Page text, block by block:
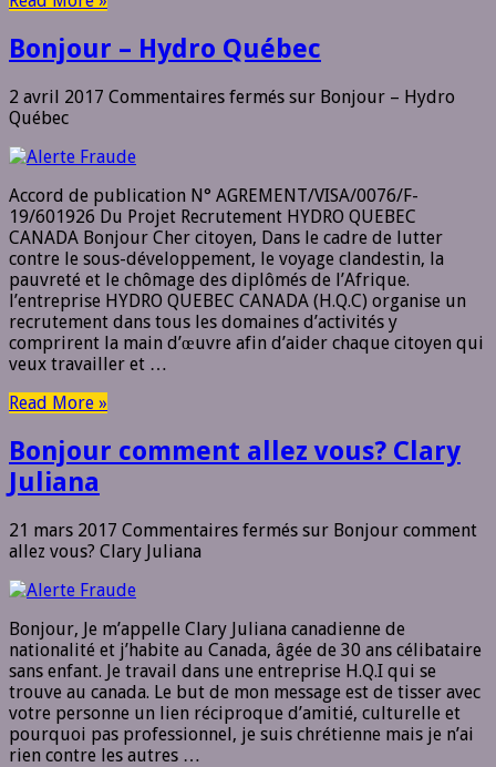
Bonjour – Hydro Québec
2 avril 2017 Commentaires fermés sur Bonjour – Hydro
Québec
Accord de publication N° AGREMENT/VISA/0076/F-
19/601926 Du Projet Recrutement HYDRO QUEBEC
CANADA Bonjour Cher citoyen, Dans le cadre de lutter
contre le sous-développement, le voyage clandestin, la
pauvreté et le chômage des diplômés de l’Afrique.
l’entreprise HYDRO QUEBEC CANADA (H.Q.C) organise un
recrutement dans tous les domaines d’activités y
comprirent la main d’œuvre afin d’aider chaque citoyen qui
veux travailler et …
Read More »
Bonjour comment allez vous? Clary
Juliana
21 mars 2017 Commentaires fermés sur Bonjour comment
allez vous? Clary Juliana
Bonjour, Je m’appelle Clary Juliana canadienne de
nationalité et j’habite au Canada, âgée de 30 ans célibataire
sans enfant. Je travail dans une entreprise H.Q.I qui se
trouve au canada. Le but de mon message est de tisser avec
votre personne un lien réciproque d’amitié, culturelle et
pourquoi pas professionnel, je suis chrétienne mais je n’ai
rien contre les autres …